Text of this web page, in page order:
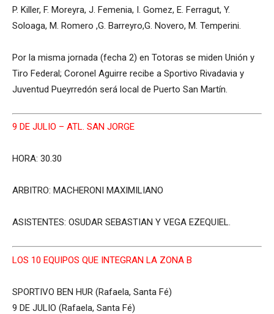
P. Killer, F. Moreyra, J. Femenia, I. Gomez, E. Ferragut, Y.
Soloaga, M. Romero ,G. Barreyro,G. Novero, M. Temperini.
Por la misma jornada (fecha 2) en Totoras se miden Unión y
Tiro Federal; Coronel Aguirre recibe a Sportivo Rivadavia y
Juventud Pueyrredón será local de Puerto San Martín.
9 DE JULIO – ATL. SAN JORGE
HORA: 30.30
ARBITRO: MACHERONI MAXIMILIANO
ASISTENTES: OSUDAR SEBASTIAN Y VEGA EZEQUIEL.
LOS 10 EQUIPOS QUE INTEGRAN LA ZONA B
SPORTIVO BEN HUR (Rafaela, Santa Fé)
9 DE JULIO (Rafaela, Santa Fé)